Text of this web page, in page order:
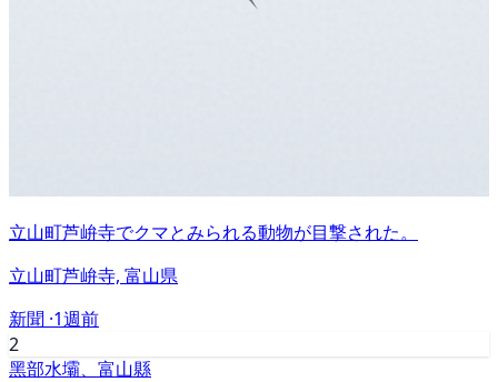
立山町芦峅寺でクマとみられる動物が目撃された。
立山町芦峅寺, 富山県
新聞 ·1週前
2
黑部水壩、富山縣